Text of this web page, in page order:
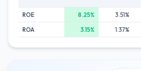
ROE 8.25% 3.51%
ROA
3.15% 1.37%